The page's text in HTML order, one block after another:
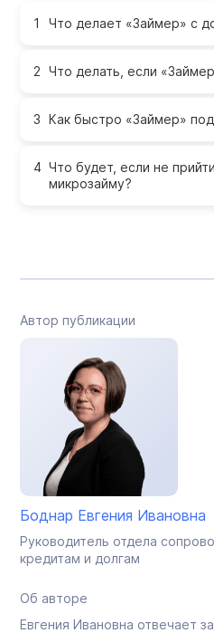
Что делает «Займер» с
Что делать, если
Как быстро «Займер»
Что будет, если не
микрозайму?
Автор публикации
Боднар Евгения Ивановна
Руководитель отдела
кредитам и долгам
Об авторе
Евгения Ивановна отвечает